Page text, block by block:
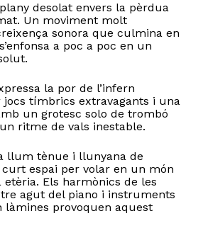
desolat envers la pèrdua
Un moviment molt
sonora que culmina en
a poc a poc en un
la por de l’infern
jocs tímbrics extravagants i una
un grotesc solo de trombó
ritme de vals inestable.
llum tènue i llunyana de
curt espai per volar en un món
Els harmònics de les
agut del piano i instruments
làmines provoquen aquest